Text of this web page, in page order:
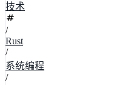
技术
/
Rust
/
系统编程
/